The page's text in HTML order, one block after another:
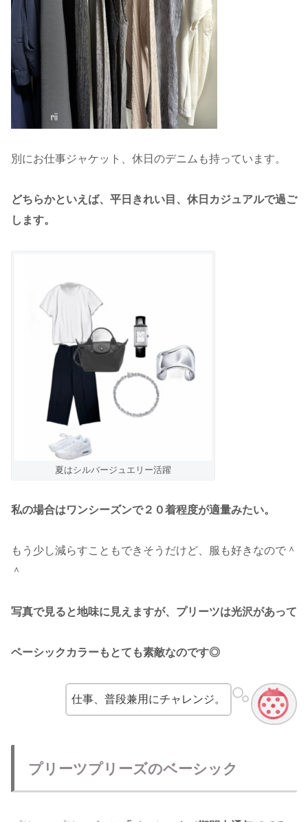
別にお仕事ジャケット、休日のデニムも持っています。
どちらかといえば、平日きれい目、休日カジュアルで過ご
します。
夏はシルバージュエリー活躍
私の場合はワンシーズンで２０着程度が適量みたい。
もう少し減らすこともできそうだけど、服も好きなので＾
＾
写真で見ると地味に見えますが、プリーツは光沢があって
ベーシックカラーもとても素敵なのです◎
仕事、普段兼用にチャレンジ。
プリーツプリーズのベーシック